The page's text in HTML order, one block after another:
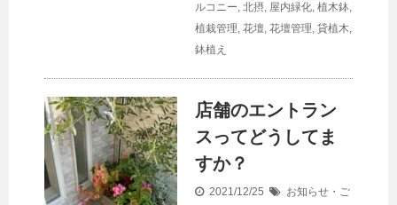
ルコニー, 北摂, 屋内緑化, 植木鉢,
植栽管理, 花壇, 花壇管理, 貸植木,
鉢植え
店舗のエントラン
スってどうしてま
すか？
2021/12/25 お知らせ・ご